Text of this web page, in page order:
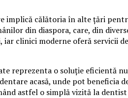
implică călătoria în alte țări
din diaspora, care, din
clinici moderne oferă servicii
reprezenta o soluție eficientă
acasă, unde pot beneficia
astfel o simplă vizită la